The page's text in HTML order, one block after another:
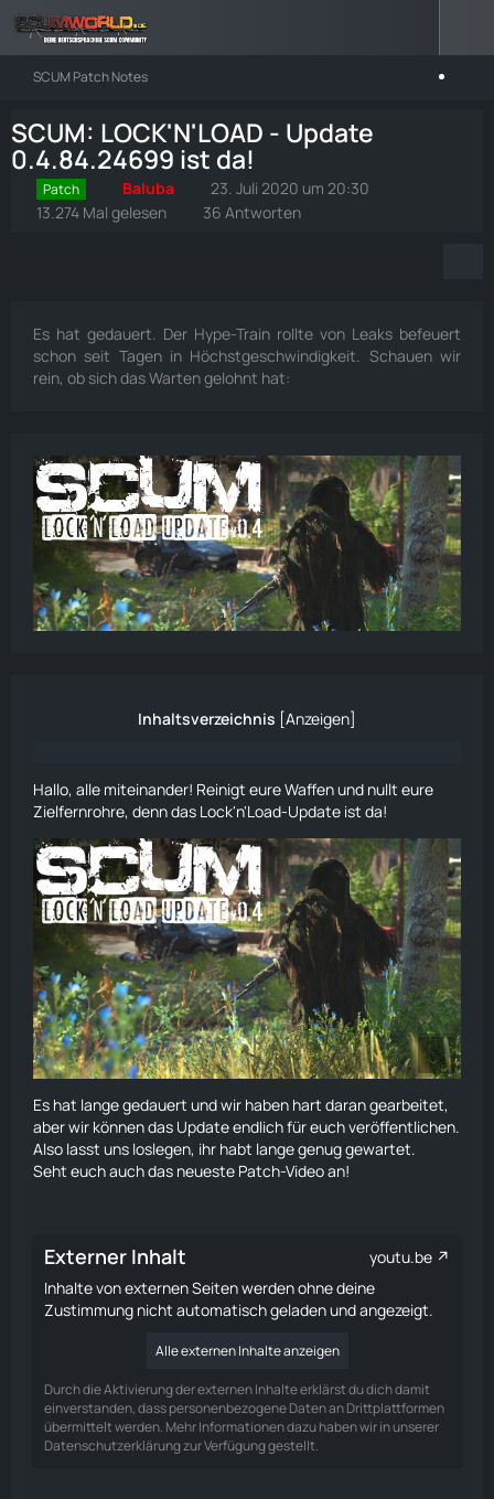
SCUM Patch Notes
SCUM: LOCK'N'LOAD - Update
0.4.84.24699 ist da!
Patch Baluba
23. Juli 2020 um 20:30
13.274 Mal gelesen
36 Antworten
Es hat gedauert. Der Hype-Train rollte von Leaks befeuert
schon seit Tagen in Höchstgeschwindigkeit. Schauen wir
rein, ob sich das Warten gelohnt hat:
Inhaltsverzeichnis [Anzeigen]
Hallo, alle miteinander! Reinigt eure Waffen und nullt eure
Zielfernrohre, denn das Lock'n'Load-Update ist da!
Es hat lange gedauert und wir haben hart daran gearbeitet,
aber wir können das Update endlich für euch veröffentlichen.
Also lasst uns loslegen, ihr habt lange genug gewartet.
Seht euch auch das neueste Patch-Video an!
Externer Inhalt
youtu.be
Inhalte von externen Seiten werden ohne deine
Zustimmung nicht automatisch geladen und angezeigt.
Alle externen Inhalte anzeigen
Durch die Aktivierung der externen Inhalte erklärst du dich damit
einverstanden, dass personenbezogene Daten an Drittplattformen
übermittelt werden. Mehr Informationen dazu haben wir in unserer
Datenschutzerklärung zur Verfügung gestellt.